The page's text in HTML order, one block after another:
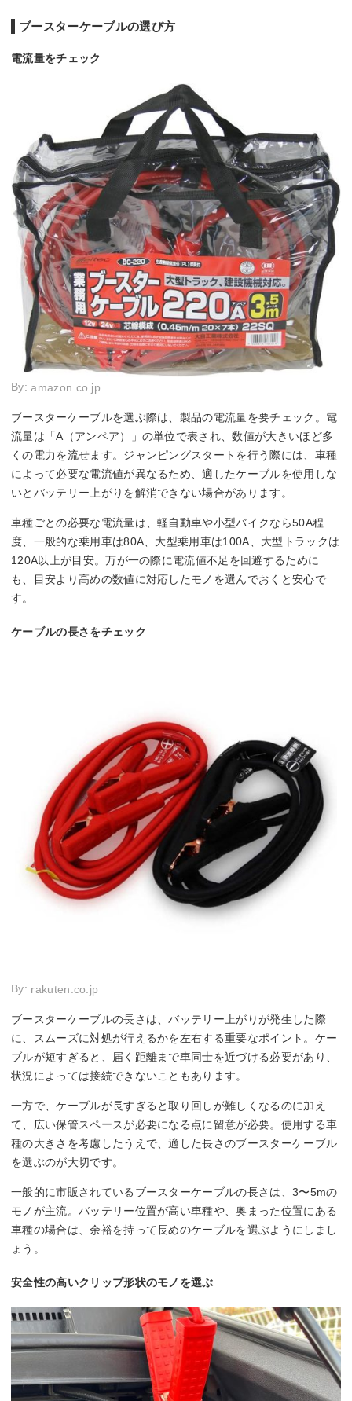
ブースターケーブルの選び方
電流量をチェック
By:amazon.co.jp
ブースターケーブルを選ぶ際は、製品の電流量を要チェック。電
流量は「A（アンペア）」の単位で表され、数値が大きいほど多
くの電力を流せます。ジャンピングスタートを行う際には、車種
によって必要な電流値が異なるため、適したケーブルを使用しな
いとバッテリー上がりを解消できない場合があります。
車種ごとの必要な電流量は、軽自動車や小型バイクなら50A程
度、一般的な乗用車は80A、大型乗用車は100A、大型トラックは
120A以上が目安。万が一の際に電流値不足を回避するために
も、目安より高めの数値に対応したモノを選んでおくと安心で
す。
ケーブルの長さをチェック
By: rakuten.co.jp
ブースターケーブルの長さは、バッテリー上がりが発生した際
に、スムーズに対処が行えるかを左右する重要なポイント。ケー
ブルが短すぎると、届く距離まで車同士を近づける必要があり、
状況によっては接続できないこともあります。
一方で、ケーブルが長すぎると取り回しが難しくなるのに加え
て、広い保管スペースが必要になる点に留意が必要。使用する車
種の大きさを考慮したうえで、適した長さのブースターケーブル
を選ぶのが大切です。
一般的に市販されているブースターケーブルの長さは、3〜5mの
モノが主流。バッテリー位置が高い車種や、奥まった位置にある
車種の場合は、余裕を持って長めのケーブルを選ぶようにしまし
ょう。
安全性の高いクリップ形状のモノを選ぶ